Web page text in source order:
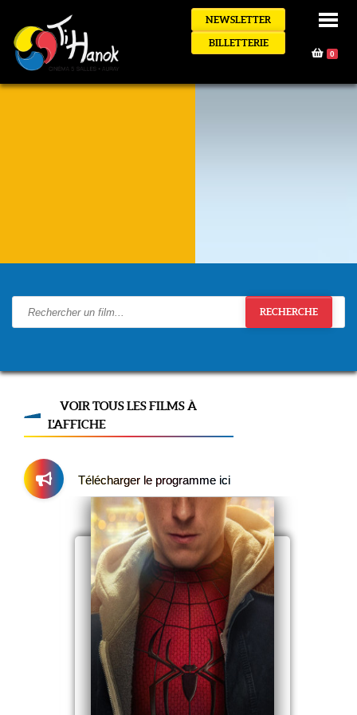
NEWSLETTER
BILLETTERIE
0
RECHERCHE
VOIR TOUS LES FILMS À
L'AFFICHE
Télécharger le programme ici